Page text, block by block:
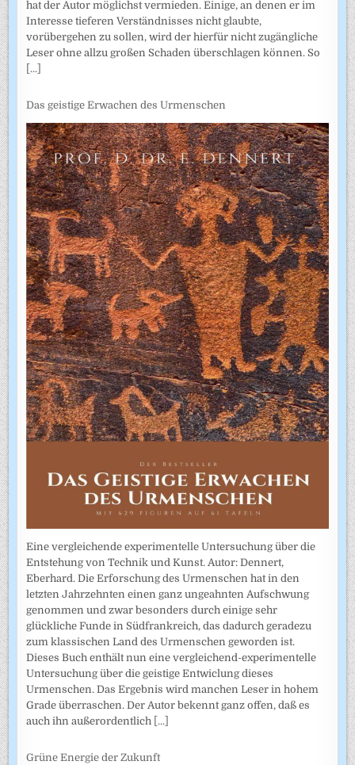
hat der Autor möglichst vermieden. Einige, an denen er im
Interesse tieferen Verständnisses nicht glaubte,
vorübergehen zu sollen, wird der hierfür nicht zugängliche
Leser ohne allzu großen Schaden überschlagen können. So
[...]
Das geistige Erwachen des Urmenschen
Eine vergleichende experimentelle Untersuchung über die
Entstehung von Technik und Kunst. Autor: Dennert,
Eberhard. Die Erforschung des Urmenschen hat in den
letzten Jahrzehnten einen ganz ungeahnten Aufschwung
genommen und zwar besonders durch einige sehr
glückliche Funde in Südfrankreich, das dadurch geradezu
zum klassischen Land des Urmenschen geworden ist.
Dieses Buch enthält nun eine vergleichend-experimentelle
Untersuchung über die geistige Entwiclung dieses
Urmenschen. Das Ergebnis wird manchen Leser in hohem
Grade überraschen. Der Autor bekennt ganz offen, daß es
auch ihn außerordentlich [...]
Grüne Energie der Zukunft